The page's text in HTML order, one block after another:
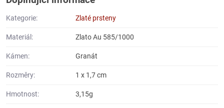
Kategorie: Zlaté prsteny
Materiál: Zlato Au 585/1000
Kámen: Granát
Rozměry: 1 x 1,7 cm
Hmotnost: 3,15g